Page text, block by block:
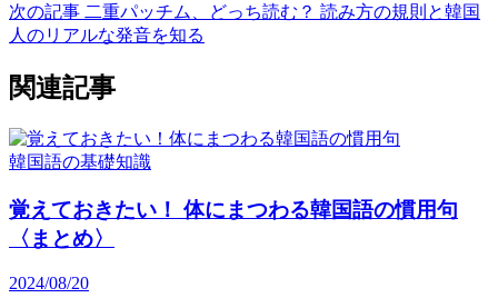
次の記事 二重パッチム、どっち読む？ 読み方の規則と韓国
人のリアルな発音を知る
関連記事
韓国語の基礎知識
覚えておきたい！ 体にまつわる韓国語の慣用句
〈まとめ〉
2024/08/20